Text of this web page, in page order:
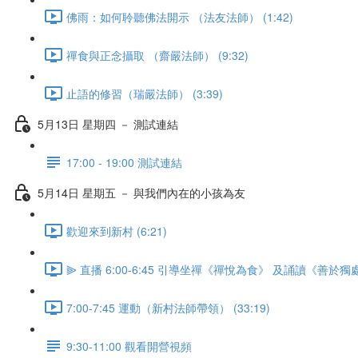
佛雨：如何聆聽佛法開示 （法友法師） (1:42)
禪食與正念攝取 （齋嚴法師） (9:32)
止語的修習（瑞嚴法師） (3:39)
5月13日 星期四 － 測試連結
17:00 - 19:00 測試連結
5月14日 星期五 － 與我們內在的小孩為友
歡迎來到新村 (6:21)
⫸ 直播 6:00-6:45 引導坐禪《禪悅為食》 及誦讀《善於獨
7:00-7:45 運動（新村法師帶領） (33:19)
9:30-11:00 觀看開營視頻